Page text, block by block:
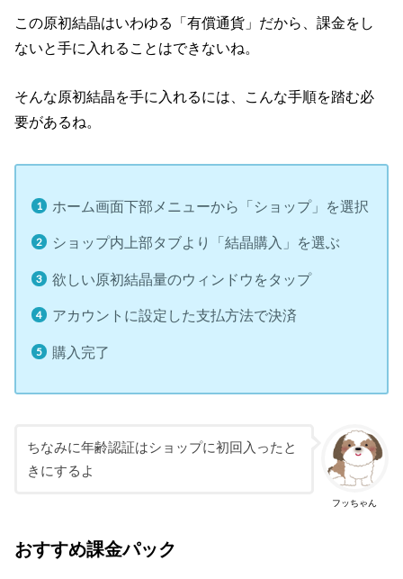
この原初結晶はいわゆる「有償通貨」だから、課金をし
ないと手に入れることはできないね。
そんな原初結晶を手に入れるには、こんな手順を踏む必
要があるね。
ホーム画面下部メニューから「ショップ」を選択
ショップ内上部タブより「結晶購入」を選ぶ
欲しい原初結晶量のウィンドウをタップ
アカウントに設定した支払方法で決済
購入完了
フッちゃん
ちなみに年齢認証はショップに初回入ったと
きにするよ
おすすめ課金パック